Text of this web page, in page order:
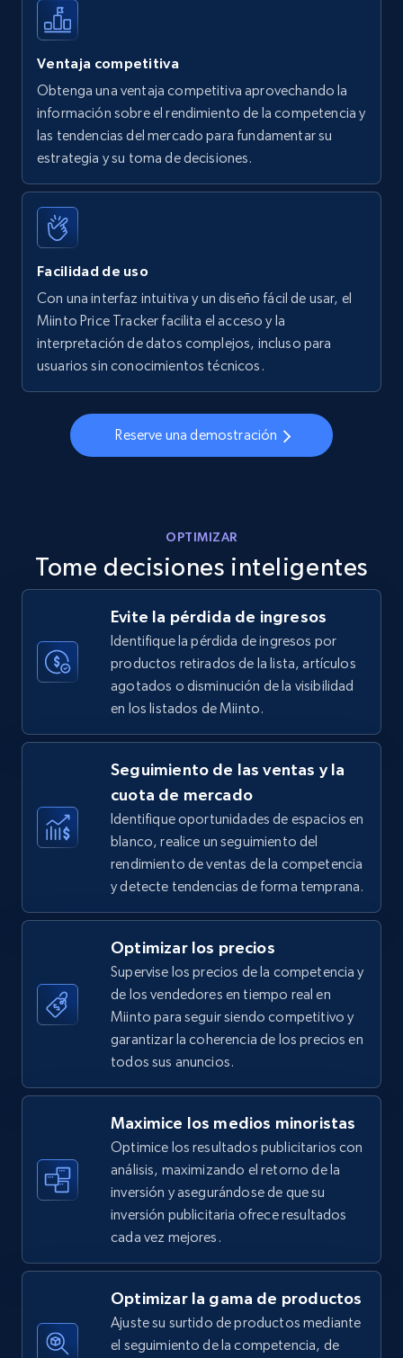
more.
5.6K+ 875+
Walmart - products - Find new products by
using specific category URL
URL, Final price, Sku, Currency, Gtin,
Specifications, Image urls, Top reviews, and
more.
Walmart - products - Collects products by
specific keywords
URL, Final price, Sku, Currency, Gtin,
Specifications, Image urls, Top reviews, and
using sku numbers
URL, Final price, Sku, Currency, Gtin,
Specifications, Image urls, Top reviews, and
5.6K+ 875+ Comenzar ahora
TikTok Shop
URL, Title, Available, Description, Currency, Initial
price, Final price, Discount percent, and more.
5.4K+ 668+ Comenzar ahora
TikTok Shop - category
URL, Title, Available, Description, Currency, Initial
price, Final price, Discount percent, and more.
TikTok Shop - Collect TikTok shop products
by keywords search
URL, Title, Available, Description, Currency, Initial
price, Final price, Discount percent, and more.
Comenzar ahora
Ventaja competitiva
Obtenga una ventaja competitiva aprovechando la
información sobre el rendimiento de la competencia y
las tendencias del mercado para fundamentar su
estrategia y su toma de decisiones.
Facilidad de uso
Con una interfaz intuitiva y un diseño fácil de usar, el
Miinto Price Tracker facilita el acceso y la
interpretación de datos complejos, incluso para
usuarios sin conocimientos técnicos.
Reserve una demostración
OPTIMIZAR
Tome decisiones inteligentes
Evite la pérdida de ingresos
Identifique la pérdida de ingresos por
productos retirados de la lista, artículos
agotados o disminución de la visibilidad
en los listados de Miinto.
Seguimiento de las ventas y la
cuota de mercado
Identifique oportunidades de espacios en
blanco, realice un seguimiento del
rendimiento de ventas de la competencia
y detecte tendencias de forma temprana.
Optimizar los precios
Supervise los precios de la competencia y
de los vendedores en tiempo real en
Miinto para seguir siendo competitivo y
garantizar la coherencia de los precios en
todos sus anuncios.
Maximice los medios minoristas
Optimice los resultados publicitarios con
análisis, maximizando el retorno de la
inversión y asegurándose de que su
inversión publicitaria ofrece resultados
cada vez mejores.
Optimizar la gama de productos
Ajuste su surtido de productos mediante
el seguimiento de la competencia, de